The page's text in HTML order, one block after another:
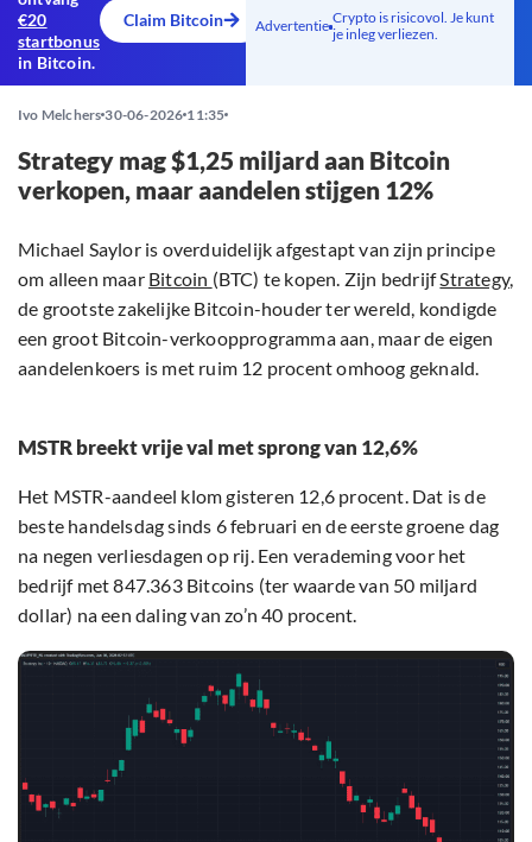
€20
startbonus
in Bitcoin.
Claim Bitcoin Advertentie Crypto is risicovol. Je kunt
je inleg verliezen.
Ivo Melchers 30-06-2026 11:35
Strategy mag $1,25 miljard aan Bitcoin
verkopen, maar aandelen stijgen 12%
Michael Saylor is overduidelijk afgestapt van zijn principe
om alleen maar Bitcoin (BTC) te kopen. Zijn bedrijfStrategy,
de grootste zakelijke Bitcoin-houder ter wereld, kondigde
een groot Bitcoin-verkoopprogramma aan, maar de eigen
aandelenkoers is met ruim 12 procent omhoog geknald.
MSTR breekt vrije val met sprong van 12,6%
Het MSTR-aandeel klom gisteren 12,6 procent. Dat is de
beste handelsdag sinds 6 februari en de eerste groene dag
na negen verliesdagen op rij. Een verademing voor het
bedrijf met 847.363 Bitcoins (ter waarde van 50 miljard
dollar) na een daling van zo’n 40 procent.